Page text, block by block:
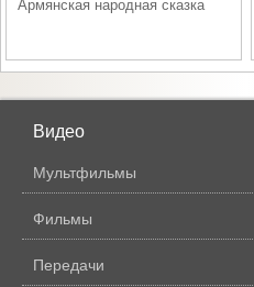
Армянская народная сказка
Видео
Мультфильмы
Фильмы
Передачи